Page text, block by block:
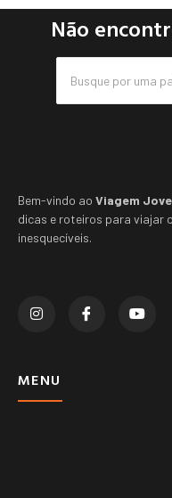
Não
Bem-vindo ao Viagem
dicas e roteiros para viajar
inesquecíveis.
MENU